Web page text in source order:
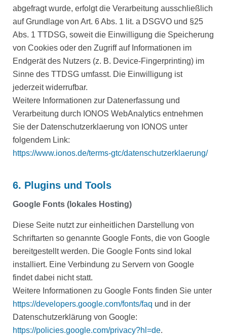
abgefragt wurde, erfolgt die Verarbeitung ausschließlich
auf Grundlage von Art. 6 Abs. 1 lit. a DSGVO und §25
Abs. 1 TTDSG, soweit die Einwilligung die Speicherung
von Cookies oder den Zugriff auf Informationen im
Endgerät des Nutzers (z. B. Device-Fingerprinting) im
Sinne des TTDSG umfasst. Die Einwilligung ist
jederzeit widerrufbar.
Weitere Informationen zur Datenerfassung und
Verarbeitung durch IONOS WebAnalytics entnehmen
Sie der Datenschutzerklaerung von IONOS unter
folgendem Link:
https://www.ionos.de/terms-gtc/datenschutzerklaerung/
6. Plugins und Tools
Google Fonts (lokales Hosting)
Diese Seite nutzt zur einheitlichen Darstellung von
Schriftarten so genannte Google Fonts, die von Google
bereitgestellt werden. Die Google Fonts sind lokal
installiert. Eine Verbindung zu Servern von Google
findet dabei nicht statt.
Weitere Informationen zu Google Fonts finden Sie unter
https://developers.google.com/fonts/faq und in der
Datenschutzerklärung von Google:
https://policies.google.com/privacy?hl=de.